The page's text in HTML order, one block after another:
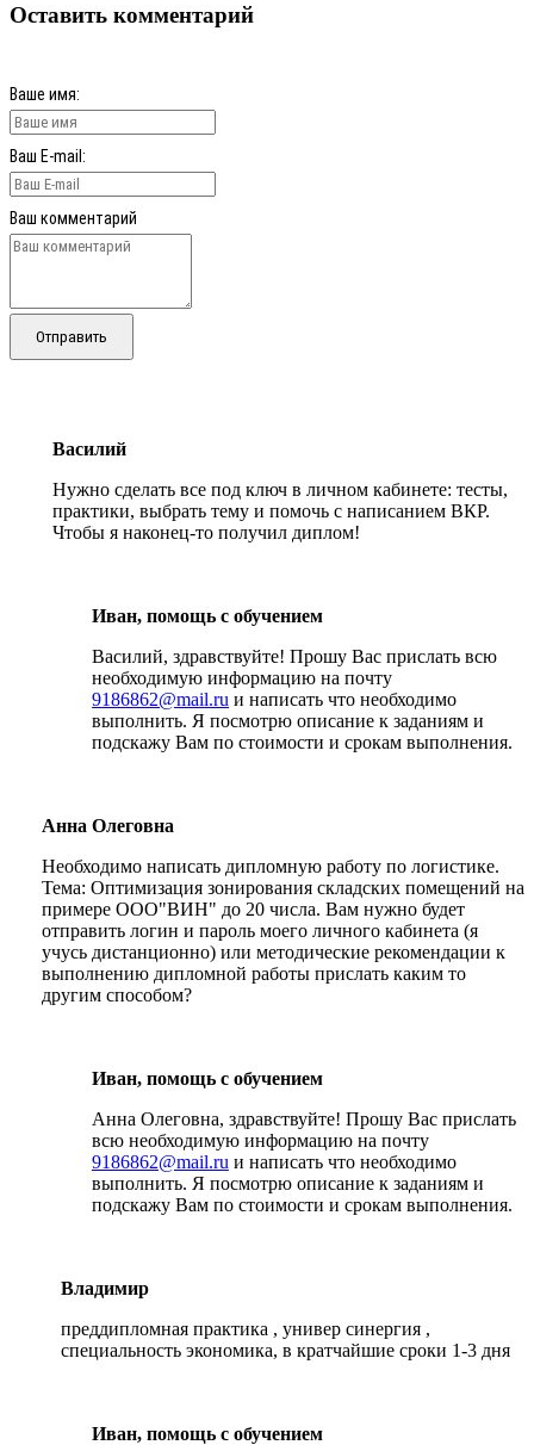
Оставить комментарий
Ваше имя:
Ваш E-mail:
Ваш комментарий
Отправить
Василий
Нужно сделать все под ключ в личном кабинете: тесты,
практики, выбрать тему и помочь с написанием ВКР.
Чтобы я наконец-то получил диплом!
Иван, помощь с обучением
Василий, здравствуйте! Прошу Вас прислать всю
необходимую информацию на почту
9186862@mail.ru и написать что необходимо
выполнить. Я посмотрю описание к заданиям и
подскажу Вам по стоимости и срокам выполнения.
Анна Олеговна
Необходимо написать дипломную работу по логистике.
Тема: Оптимизация зонирования складских помещений на
примере ООО"ВИН" до 20 числа. Вам нужно будет
отправить логин и пароль моего личного кабинета (я
учусь дистанционно) или методические рекомендации к
выполнению дипломной работы прислать каким то
другим способом?
Иван, помощь с обучением
Анна Олеговна, здравствуйте! Прошу Вас прислать
всю необходимую информацию на почту
9186862@mail.ru и написать что необходимо
выполнить. Я посмотрю описание к заданиям и
подскажу Вам по стоимости и срокам выполнения.
Владимир
преддипломная практика , универ синергия ,
специальность экономика, в кратчайшие сроки 1-3 дня
Иван, помощь с обучением